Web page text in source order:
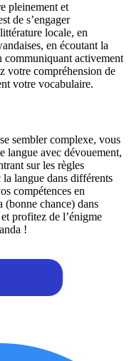
pleinement et
de s’engager
locale, en
en écoutant la
communiquant activement
votre compréhension de
votre vocabulaire.
sembler complexe, vous
langue avec dévouement,
sur les règles
la langue dans différents
compétences en
chance) dans
profitez de l’énigme
!